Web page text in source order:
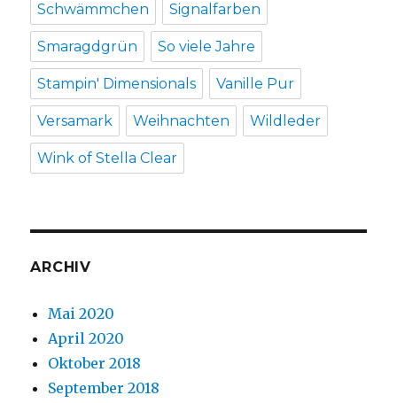
Schwämmchen Signalfarben
Smaragdgrün So viele Jahre
Stampin' Dimensionals Vanille Pur
Versamark Weihnachten Wildleder
Wink of Stella Clear
ARCHIV
Mai 2020
April 2020
Oktober 2018
September 2018